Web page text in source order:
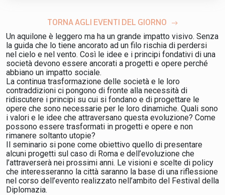
TORNA AGLI EVENTI DEL GIORNO
Un aquilone è leggero ma ha un grande impatto visivo. Senza
la guida che lo tiene ancorato ad un filo rischia di perdersi
nel cielo e nel vento. Così le idee e i principi fondativi di una
società devono essere ancorati a progetti e opere perché
abbiano un impatto sociale.
La continua trasformazione delle società e le loro
contraddizioni ci pongono di fronte alla necessità di
ridiscutere i principi su cui si fondano e di progettare le
opere che sono necessarie per le loro dinamiche. Quali sono
i valori e le idee che attraversano questa evoluzione? Come
possono essere trasformati in progetti e opere e non
rimanere soltanto utopie?
Il seminario si pone come obiettivo quello di presentare
alcuni progetti sul caso di Roma e dell’evoluzione che
l’attraverserà nei prossimi anni. Le visioni e scelte di policy
che interesseranno la città saranno la base di una riflessione
nel corso dell’evento realizzato nell’ambito del Festival della
Diplomazia.